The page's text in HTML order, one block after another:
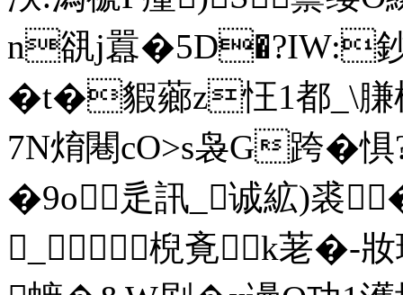
n谻j囂�5D�?IW:
�t�貑薌z忹1都_\
7N焴闀cO>s袅G跨�惧
�9o辵訊_诚絋)裘
_棿斍k荖�-